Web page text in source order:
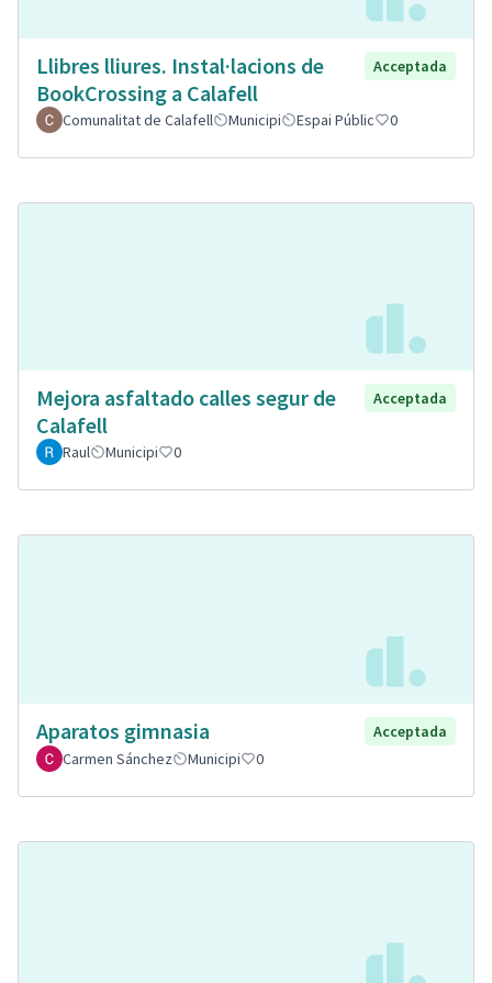
Llibres lliures. Instal·lacions de
BookCrossing a Calafell
Acceptada
Comunalitat de Calafell Municipi Espai Públic 0
Mejora asfaltado calles segur de
Calafell
Acceptada
Raul Municipi 0
Aparatos gimnasia
Acceptada
Carmen Sánchez
Municipi 0